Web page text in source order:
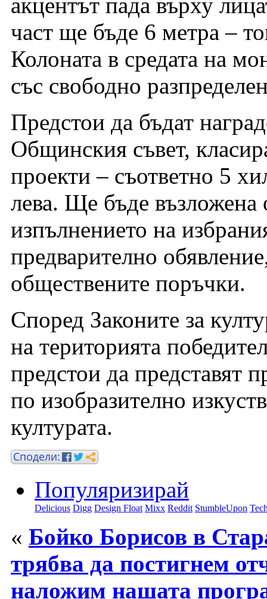
част ще бъде 6 метра –
Колоната в средата на
със свободно
Предстои да бъдат
Общинския съвет,
проекти – съответно 5
лева. Ще бъде възложена
изпълнението на
предварително
обществените поръчки.
Според Законите за
на територията
предстои да представят
по изобразително
културата.
Популяризирай
Delicious Digg Design Float Mixx Reddit StumbleUpon
« Бойко Борисов в
трябва да постигнем
наложим нашата